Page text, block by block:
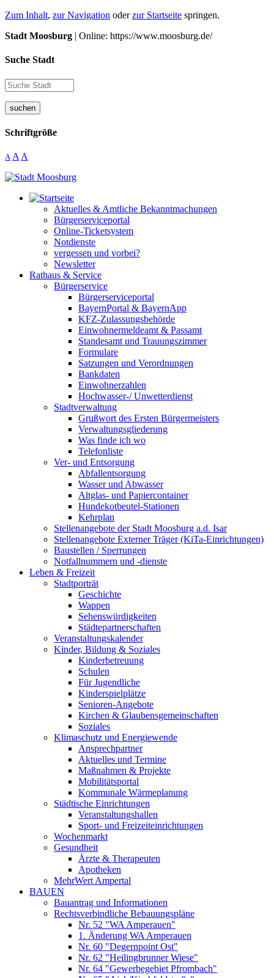
Zum Inhalt, zur Navigation oderzur Startseite springen.
Stadt Moosburg | Online: https://www.moosburg.de/
Suche Stadt
suchen
Schriftgröße
A A A
Aktuelles & Amtliche Bekanntmachungen
Bürgerserviceportal
Online-Ticketsystem
Notdienste
vergessen und vorbei?
Newsletter
Rathaus & Service
Bürgerservice
Bürgerserviceportal
BayernPortal & BayernApp
KFZ-Zulassungsbehörde
Einwohnermeldeamt & Passamt
Standesamt und Trauungszimmer
Formulare
Satzungen und Verordnungen
Bankdaten
Einwohnerzahlen
Hochwasser-/ Unwetterdienst
Stadtverwaltung
Grußwort des Ersten Bürgermeisters
Verwaltungsgliederung
Was finde ich wo
Telefonliste
Ver- und Entsorgung
Abfallentsorgung
Wasser und Abwasser
Altglas- und Papiercontainer
Hundekotbeutel-Stationen
Kehrplan
Stellenangebote der Stadt Moosburg a.d. Isar
Stellenangebote Externer Träger (KiTa-Einrichtungen)
Baustellen / Sperrungen
Notfallnummern und -dienste
Leben & Freizeit
Stadtporträt
Geschichte
Wappen
Sehenswürdigkeiten
Städtepartnerschaften
Veranstaltungskalender
Kinder, Bildung & Soziales
Kinderbetreuung
Schulen
Für Jugendliche
Kinderspielplätze
Senioren-Angebote
Kirchen & Glaubensgemeinschaften
Soziales
Klimaschutz und Energiewende
Ansprechpartner
Aktuelles und Termine
Maßnahmen & Projekte
Mobilitätsportal
Kommunale Wärmeplanung
Städtische Einrichtungen
Veranstaltungshallen
Sport- und Freizeiteinrichtungen
Wochenmarkt
Gesundheit
Ärzte & Therapeuten
Apotheken
MehrWert Ampertal
BAUEN
Bauantrag und Informationen
Rechtsverbindliche Bebauungspläne
Nr. 52 "WA Amperauen"
1. Änderung WA Amperauen
Nr. 60 "Degernpoint Ost"
Nr. 62 "Heilingbrunner Wiese"
Nr. 64 "Gewerbegebiet Pfrombach"